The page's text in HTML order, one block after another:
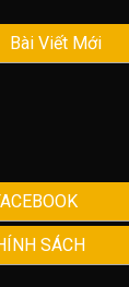
Bài Viết Mới
SÁCH